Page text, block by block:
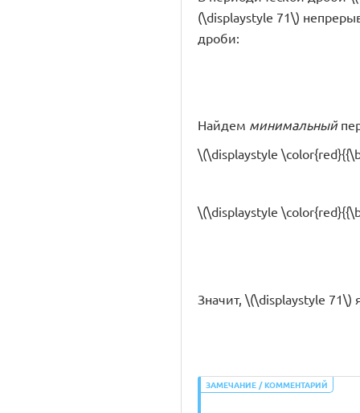
(\displaystyle 71\)
дроби:
Найдем минимальный
\(\displaystyle
\(\displaystyle
Значит, \(\displaystyle
ЗАМЕЧАНИЕ / КОММЕНТАРИЙ